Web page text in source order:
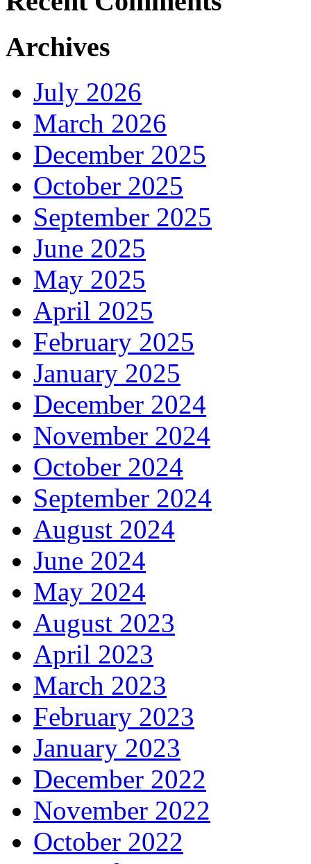
Archives
July 2026
March 2026
December 2025
October 2025
September 2025
June 2025
May 2025
April 2025
February 2025
January 2025
December 2024
November 2024
October 2024
September 2024
August 2024
June 2024
May 2024
August 2023
April 2023
March 2023
February 2023
January 2023
December 2022
November 2022
October 2022